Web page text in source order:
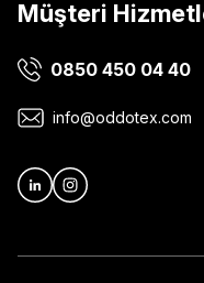
Ürün bilgilerinde
Müşteri
0850 450 04 40
info@oddotex.com